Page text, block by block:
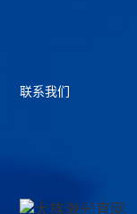
联系我们